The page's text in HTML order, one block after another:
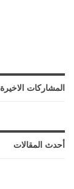
المشاركات الاخيرة
أحدث المقالات